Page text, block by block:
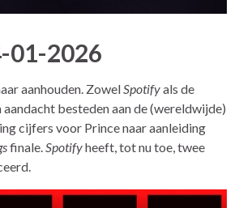
01-2026
aanhouden. ZowelSpotifyals de
besteden aan de (wereldwijde)
cijfers voor Prince naar aanleiding
finale.Spotifyheeft, tot nu toe, twee